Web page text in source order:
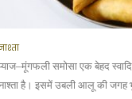
समोसा एक बेहद
है। इसमें उबली आलू की जगह